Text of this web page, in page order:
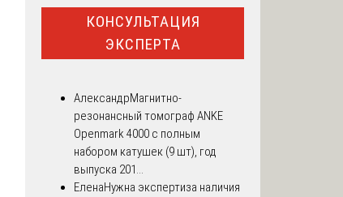
КОНСУЛЬТАЦИЯ
ЭКСПЕРТА
АлександрМагнитно-
резонансный томограф ANKE
Openmark 4000 с полным
набором катушек (9 шт), год
выпуска 201...
ЕленаНужна экспертиза наличия